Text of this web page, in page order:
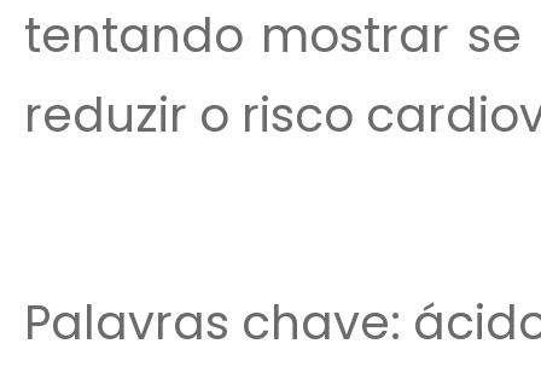
tentando mostrar
reduzir o risco
Palavras chave: